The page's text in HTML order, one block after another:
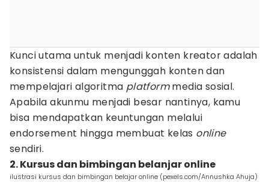
Kunci utama untuk menjadi konten kreator adalah
konsistensi dalam mengunggah konten dan
mempelajari algoritma platformmedia sosial.
Apabila akunmu menjadi besar nantinya, kamu
bisa mendapatkan keuntungan melalui
endorsement hingga membuat kelas online
sendiri.
2. Kursus dan bimbingan belanjar online
ilustrasi kursus dan bimbingan belajar online (pexels.com/Annushka Ahuja)